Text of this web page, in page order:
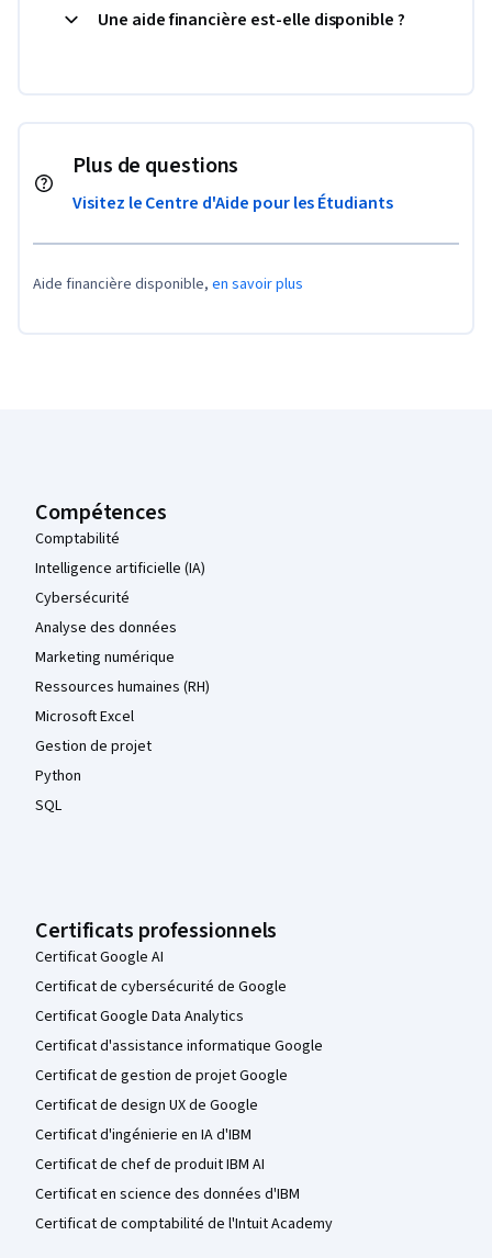
Une aide financière est-elle disponible ?
Plus de questions
Visitez le Centre d'Aide pour les Étudiants
Aide financière disponible, en savoir plus
Compétences
Comptabilité
Intelligence artificielle (IA)
Cybersécurité
Analyse des données
Marketing numérique
Ressources humaines (RH)
Microsoft Excel
Gestion de projet
Python
SQL
Certificats professionnels
Certificat Google AI
Certificat de cybersécurité de Google
Certificat Google Data Analytics
Certificat d'assistance informatique Google
Certificat de gestion de projet Google
Certificat de design UX de Google
Certificat d'ingénierie en IA d'IBM
Certificat de chef de produit IBM AI
Certificat en science des données d'IBM
Certificat de comptabilité de l'Intuit Academy